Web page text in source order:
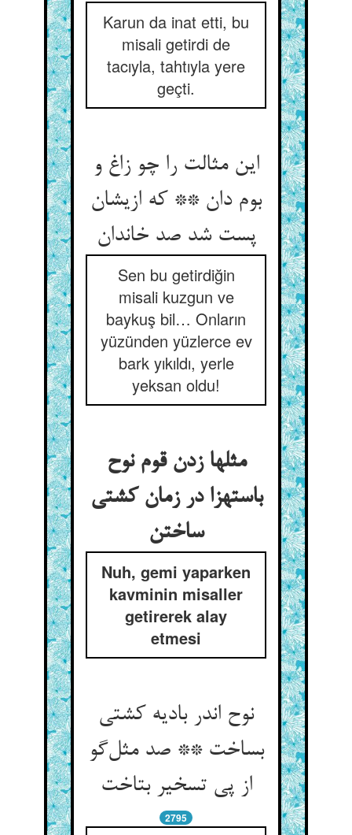
Karun da inat etti, bu
misali getirdi de
tacıyla, tahtıyla yere
geçti.
این مثالت را چو زاغ و
بوم دان ** که ازیشان
پست شد صد خاندان
Sen bu getirdiğin
misali kuzgun ve
baykuş bil… Onların
yüzünden yüzlerce ev
bark yıkıldı, yerle
yeksan oldu!
مثلها زدن قوم نوح
باستهزا در زمان کشتی
ساختن
Nuh, gemi yaparken
kavminin misaller
getirerek alay
etmesi
نوح اندر بادیه کشتی
بساخت ** صد مثل‌گو
از پی تسخیر بتاخت
2795